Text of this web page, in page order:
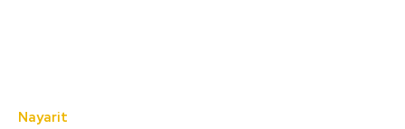
Nayarit